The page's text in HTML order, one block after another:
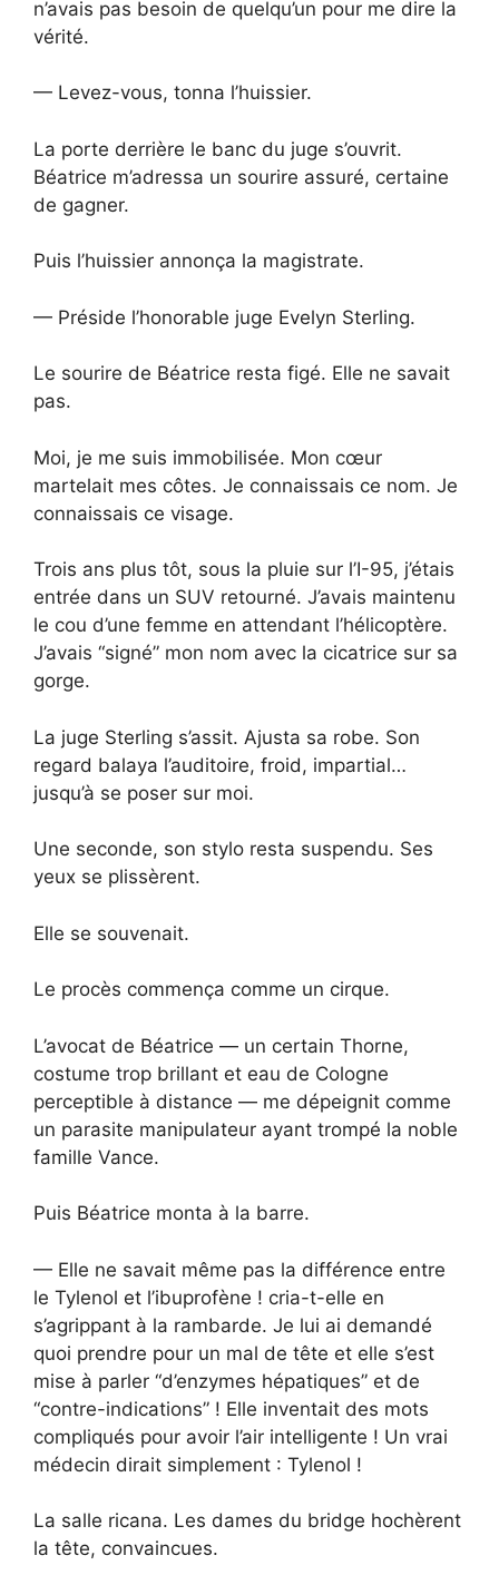
n’avais pas besoin de quelqu’un pour me dire la
vérité.
— Levez-vous, tonna l’huissier.
La porte derrière le banc du juge s’ouvrit.
Béatrice m’adressa un sourire assuré, certaine
de gagner.
Puis l’huissier annonça la magistrate.
— Préside l’honorable juge Evelyn Sterling.
Le sourire de Béatrice resta figé. Elle ne savait
pas.
Moi, je me suis immobilisée. Mon cœur
martelait mes côtes. Je connaissais ce nom. Je
connaissais ce visage.
Trois ans plus tôt, sous la pluie sur l’I-95, j’étais
entrée dans un SUV retourné. J’avais maintenu
le cou d’une femme en attendant l’hélicoptère.
J’avais “signé” mon nom avec la cicatrice sur sa
gorge.
La juge Sterling s’assit. Ajusta sa robe. Son
regard balaya l’auditoire, froid, impartial…
jusqu’à se poser sur moi.
Une seconde, son stylo resta suspendu. Ses
yeux se plissèrent.
Elle se souvenait.
Le procès commença comme un cirque.
L’avocat de Béatrice — un certain Thorne,
costume trop brillant et eau de Cologne
perceptible à distance — me dépeignit comme
un parasite manipulateur ayant trompé la noble
famille Vance.
Puis Béatrice monta à la barre.
— Elle ne savait même pas la différence entre
le Tylenol et l’ibuprofène ! cria-t-elle en
s’agrippant à la rambarde. Je lui ai demandé
quoi prendre pour un mal de tête et elle s’est
mise à parler “d’enzymes hépatiques” et de
“contre-indications” ! Elle inventait des mots
compliqués pour avoir l’air intelligente ! Un vrai
médecin dirait simplement : Tylenol !
La salle ricana. Les dames du bridge hochèrent
la tête, convaincues.